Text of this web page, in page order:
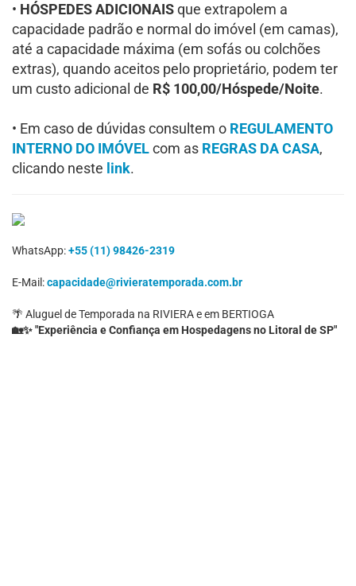
• HÓSPEDES ADICIONAISque extrapolem a
capacidade padrão e normal do imóvel (em camas),
até a capacidade máxima (em sofás ou colchões
extras), quando aceitos pelo proprietário, podem ter
um custo adicional de R$ 100,00/Hóspede/Noite.
• Em caso de dúvidas consultem o REGULAMENTO
INTERNO DO IMÓVELcom as REGRAS DA CASA,
clicando neste link.
WhatsApp:+55 (11) 98426-2319
E-Mail:capacidade@rivieratemporada.com.br
🌴 Aluguel de Temporada na RIVIERA e em BERTIOGA
🏡✨ "Experiência e Confiança em Hospedagens no Litoral de SP"